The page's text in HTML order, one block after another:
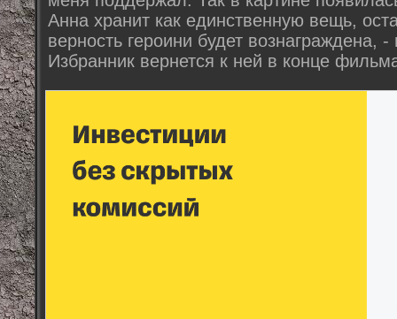
Анна хранит как единственную вещь,
верность героини будет вознаграждена,
Избранник вернется к ней в конце